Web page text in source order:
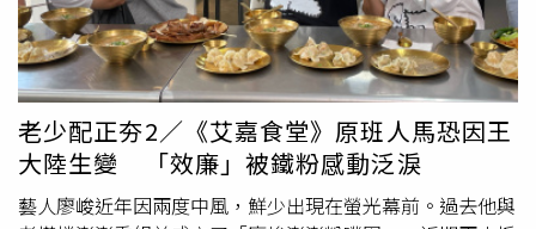
產後回歸」、「是否有機會再度加入節目？」，對於外界熱
烈討論的卡司名單，好看娛樂則保持神秘態度，僅表示：
「下週一將舉行記者會，分享更多《嗨！營業中》第五季的
精彩內容。」這番回應更加吊足粉絲胃口。《嗨！營業中》
第五季將於3月29日起，每週六晚上8:00於台視首播，當晚
10:00於Netflix上架，並於3月30日起，週日晚上8:00在八大
綜合台播出。《嗨！營業中》第五季即將回歸，左起白安、
老少配正夯2／《艾嘉食堂》原班人馬恐因王
大陸生變 「效廉」被鐵粉感動泛淚
藝人廖峻近年因兩度中風，鮮少出現在螢光幕前。過去他與